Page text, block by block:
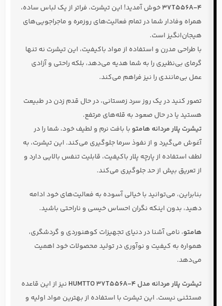
37T556A-4خوش آمدید! این تیشرت، فراتر از یک لباس ساده،
همراه وفادار شما در تمام فعالیت‌های روزمره و ماجراجویی‌های
هیجان‌انگیز است.
با طراحی مدرن و استفاده از مواد باکیفیت، این تیشرت نه تنها
گرمای بی‌نظیری را به شما هدیه می‌دهد، بلکه راحتی و آزادی
عمل بی‌مانندی را نیز فراهم می‌کند.
تصور کنید در یک روز سرد زمستانی، در حال قدم زدن در طبیعت
هستید یا در حال صعود به قله‌های مرتفع.
تیشرت پلار مردانه هامتو با بافت نرم و لطیف خود، شما را در
آغوش می‌گیرد و از نفوذ سرما جلوگیری می‌کند. این تیشرت، به
لطف استفاده از پارچه پلار باکیفیت، قابلیت تنفس بالایی دارد و
از تعریق بیش از حد جلوگیری می‌کند.
بنابراین، می‌توانید با خیالی آسوده به فعالیت‌های خود ادامه
دهید، بدون اینکه نگران احساس خیسی و ناراحتی باشید.
هامتو، نامی آشنا در دنیای تجهیزات کوهنوردی و گردشگری،
همواره به کیفیت و نوآوری در تولید محصولات خود اهمیت
می‌دهد.
تیشرت پلار مردانه مدل HUMTTO 37T556A-4
نیز از این قاعده
مستثنی نیست. این تیشرت با استفاده از بهترین مواد اولیه و